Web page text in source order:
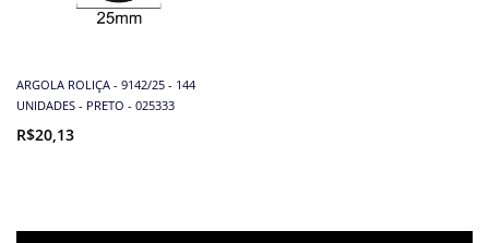
ARGOLA ROLIÇA - 9142/25 - 144
UNIDADES - PRETO - 025333
R$20,13